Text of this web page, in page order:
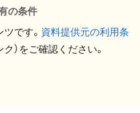
の条件
です。 資料提供元の利用条
）をご確認ください。